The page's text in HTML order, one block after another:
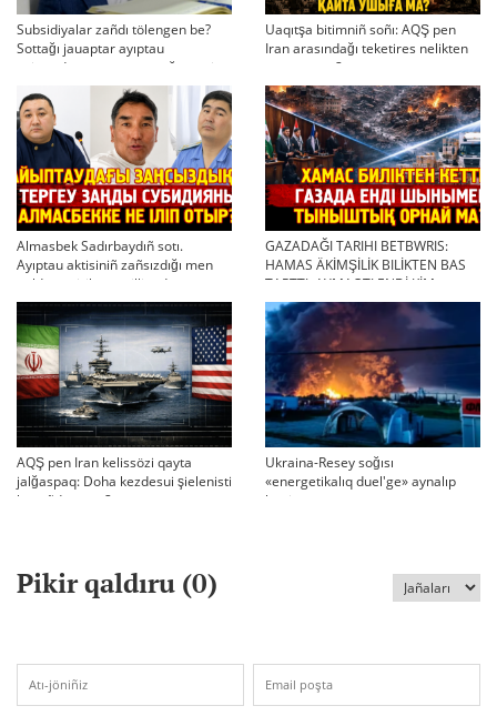
Subsidiyalar zañdı tölengen be?
Sottağı jauaptar ayıptau
twjırımdarın qayta qarauğa negiz
bola ala ma?
Uaqıtşa bitimniñ soñı: AQŞ pen
Iran arasındağı teketires nelikten
qayta uşıqtı?
Almasbek Sadırbaydıñ sotı.
Ayıptau aktisiniñ zañsızdığı men
qoldan ösirilgen milliondar
GAZADAĞI TARIHI BETBWRIS:
HAMAS ÄKİMŞİLİK BILİKTEN BAS
TARTTI. AYMAQTI ENDİ KİM
BASQARADI?
AQŞ pen Iran kelissözi qayta
jalğaspaq: Doha kezdesui şielenisti
bäseñdete me?
Ukraina-Resey soğısı
«energetikalıq duel'ge» aynalıp
ketti
Pikir qaldıru (0)